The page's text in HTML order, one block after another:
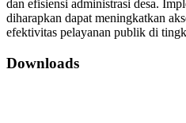
dan efisiensi administrasi desa.
diharapkan dapat meningkatkan
efektivitas pelayanan publik di
Downloads